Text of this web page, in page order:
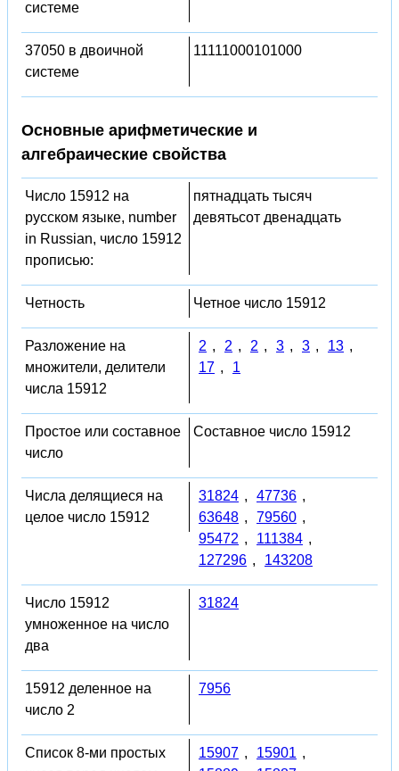
системе
37050 в двоичной
системе
11111000101000
Основные арифметические и
алгебраические свойства
Число 15912 на
русском языке, number
in Russian, число 15912
прописью:
пятнадцать тысяч
девятьсот двенадцать
Четность Четное число 15912
Разложение на
множители, делители
числа 15912
2 , 2 , 2 , 3 , 3 , 13 ,
17 , 1
Простое или составное
число
Составное число 15912
Числа делящиеся на
целое число 15912
31824 , 47736 ,
63648 , 79560 ,
95472 , 111384 ,
127296 , 143208
Число 15912
умноженное на число
два
31824
15912 деленное на
число 2
7956
Список 8-ми простых
15907 , 15901 ,